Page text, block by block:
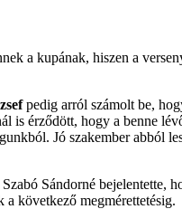
a kupának, hiszen a
pedig arról számolt be,
is érződött, hogy a benne
Jó szakember abból
Sándorné
következő megmérettetésig.